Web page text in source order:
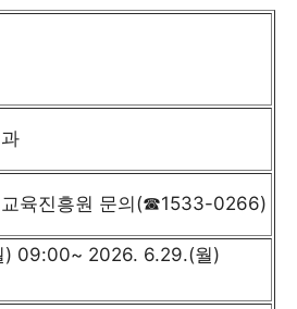
교육진흥원 문의(☎1533-0266)
) 09:00~ 2026. 6.29.(월)